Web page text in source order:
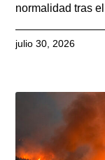
normalidad tras
julio 30, 2026